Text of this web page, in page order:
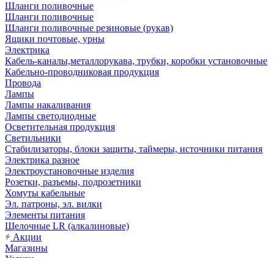
Шланги поливочные
Шланги поливочные
Шланги поливочные резиновые (рукав)
Ящики почтовые, урны
Электрика
Кабель-каналы,металлорукава, трубки, коробки установочные
Кабельно-проводниковая продукция
Провода
Лампы
Лампы накаливания
Лампы светодиодные
Осветительная продукция
Светильники
Стабилизаторы, блоки защиты, таймеры, источники питания
Электрика разное
Электроустановочные изделия
Розетки, разъемы, подрозетники
Хомуты кабельные
Эл. патроны, эл. вилки
Элементы питания
Щелочные LR (алкалиновые)
Акции
Магазины